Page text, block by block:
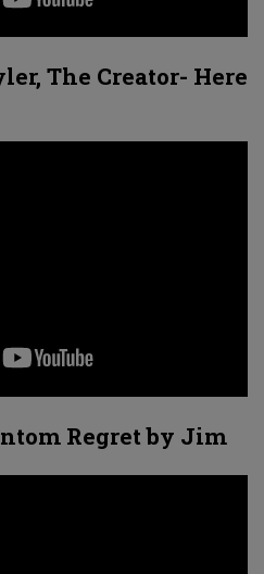
The Creator- Here
Regret by Jim